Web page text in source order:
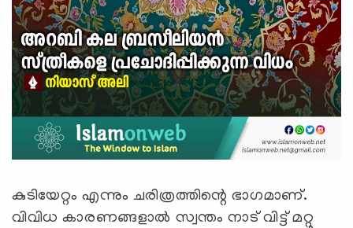
കുടിയേറ്റം എന്നും ചരിത്രത്തിന്റെ ഭാഗമാണ്.
വിവിധ കാരണങ്ങളാല്‍ സ്വന്തം നാട് വിട്ട് മറ്റു